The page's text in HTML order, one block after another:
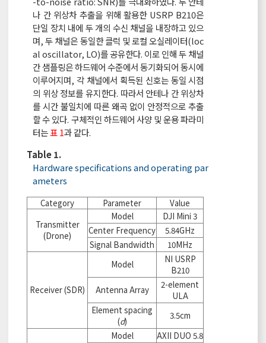
나 간 위상차 추출을 위해 활용한 USRP B210은
단일 장치 내에 두 개의 수신 채널을 내장하고 있으
며, 두 채널은 동일한 클럭 및 로컬 오실레이터(loc
al oscillator, LO)를 공유한다. 이로 인해 두 채널
간 샘플링은 하드웨어 수준에서 동기화되어 동시에
이루어지며, 각 채널에서 획득된 신호는 동일 시점
의 위상 정보를 유지한다. 따라서 안테나 간 위상차
를 시간 불일치에 따른 왜곡 없이 안정적으로 추출
할 수 있다. 구체적인 하드웨어 사양 및 운용 파라미
터는표 1과 같다.
Table 1.
Hardware specifications and operating par
ameters
Category Parameter
Value
Transmitter
(Drone)
Model
DJI Mini 3
Center Frequency
5.84GHz
Signal Bandwidth
10MHz
Receiver (SDR)
Model
NI USRP
B210
Antenna Array
2-element
ULA
Element spacing
(d)
3.5cm
Model
AXII DUO 5.8